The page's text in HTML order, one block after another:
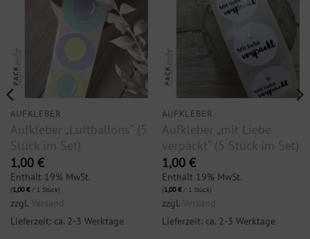
AUFKLEBER
Aufkleber „Luftballons“ (5
Stück im Set)
1,00 €
Enthält 19% MwSt.
(1,00€/ 1 Stück)
zzgl. Versand
Lieferzeit: ca. 2-3 Werktage
AUFKLEBER
Aufkleber „mit Liebe
verpackt“ (5 Stück im Set)
1,00 €
Enthält 19% MwSt.
(1,00€/ 1 Stück)
zzgl. Versand
Lieferzeit: ca. 2-3 Werktage